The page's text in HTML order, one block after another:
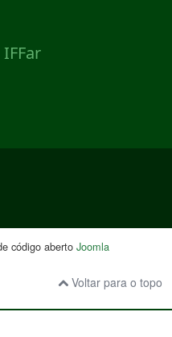
código aberto Joomla
Voltar para o topo